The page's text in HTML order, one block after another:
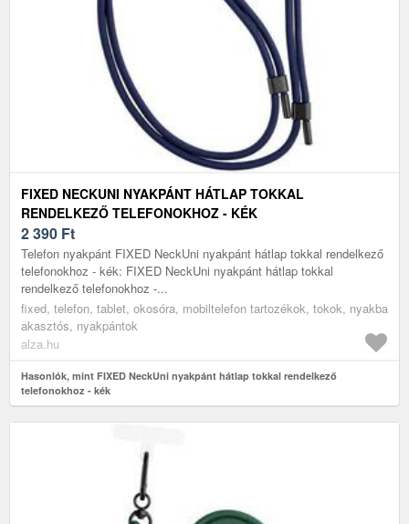
FIXED NECKUNI NYAKPÁNT HÁTLAP TOKKAL
RENDELKEZŐ TELEFONOKHOZ - KÉK
2 390 Ft
Telefon nyakpánt FIXED NeckUni nyakpánt hátlap tokkal rendelkező
telefonokhoz - kék: FIXED NeckUni nyakpánt hátlap tokkal
rendelkező telefonokhoz -...
fixed, telefon, tablet, okosóra, mobiltelefon tartozékok, tokok, nyakba
akasztós, nyakpántok
alza.hu
Hasonlók, mint FIXED NeckUni nyakpánt hátlap tokkal rendelkező
telefonokhoz - kék